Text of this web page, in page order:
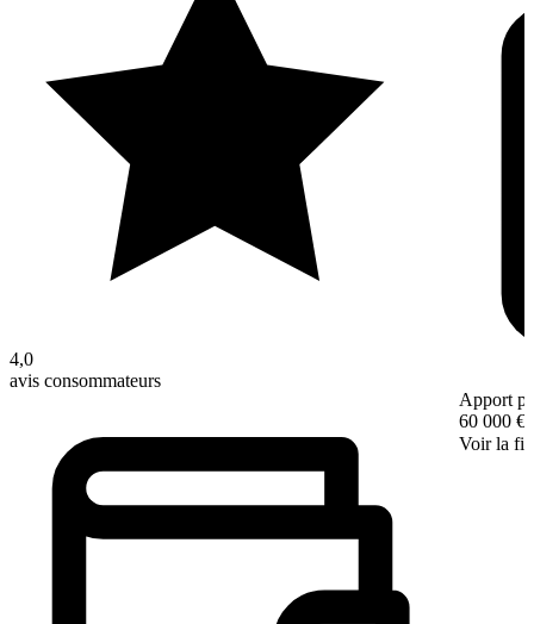
4,0
avis consommateurs
Apport
60 000 €
Voir la